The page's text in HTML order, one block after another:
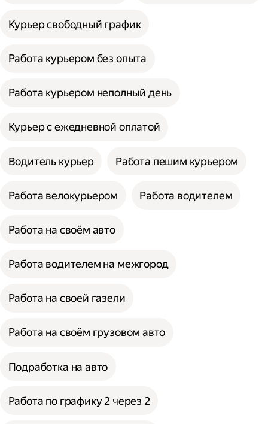
Курьер свободный график
Работа курьером без опыта
Работа курьером неполный день
Курьер с ежедневной оплатой
Водитель курьер Работа пешим курьером
Работа велокурьером Работа водителем
Работа на своём авто
Работа водителем на межгород
Работа на своей газели
Работа на своём грузовом авто
Подработка на авто
Работа по графику 2 через 2